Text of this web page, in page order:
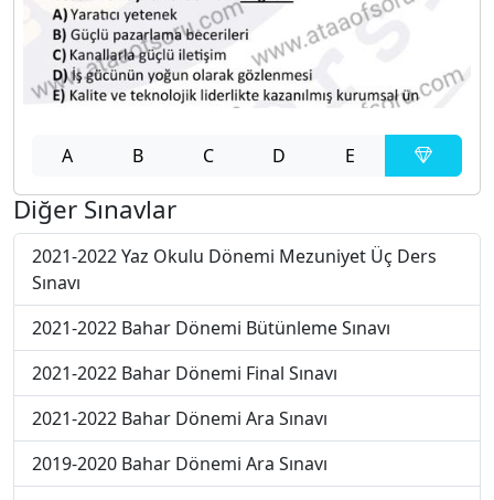
A B C D E
Diğer Sınavlar
2021-2022 Yaz Okulu Dönemi Mezuniyet Üç Ders
Sınavı
2021-2022 Bahar Dönemi Bütünleme Sınavı
2021-2022 Bahar Dönemi Final Sınavı
2021-2022 Bahar Dönemi Ara Sınavı
2019-2020 Bahar Dönemi Ara Sınavı